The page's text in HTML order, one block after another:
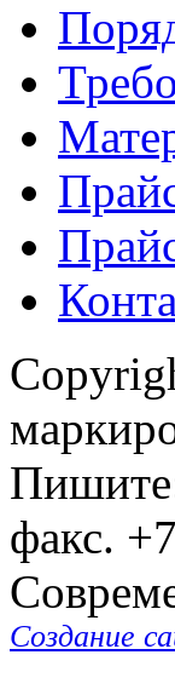
факс.
Создание